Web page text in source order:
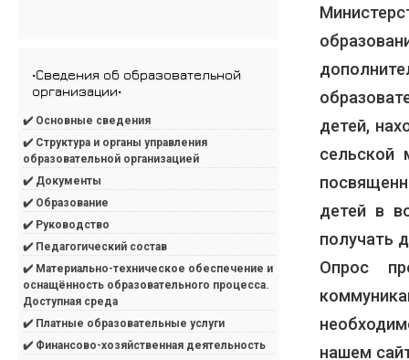
детей,
сельской
детей в
получать
Опрос
нашем
•Сведения об образовательной
организации•
✔️ Основные сведения
✔️ Структура и органы управления
образовательной организацией
✔️ Документы
✔️ Образование
✔️ Руководство
✔️ Педагогический состав
✔️ Материально-техническое обеспечение и
оснащённость образовательного процесса.
Доступная среда
✔️ Платные образовательные услуги
✔️ Финансово-хозяйственная деятельность